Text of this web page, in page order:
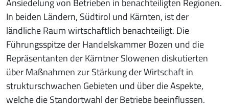
In beiden Ländern, Südtirol und Kärnten, ist der
ländliche Raum wirtschaftlich benachteiligt. Die
Führungsspitze der Handelskammer Bozen und die
Repräsentanten der Kärntner Slowenen diskutierten
über Maßnahmen zur Stärkung der Wirtschaft in
strukturschwachen Gebieten und über die Aspekte,
welche die Standortwahl der Betriebe beeinflussen.